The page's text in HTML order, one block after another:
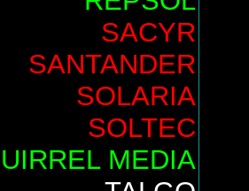
SACYR
SANTANDER
SOLARIA
SOLTEC
MEDIA